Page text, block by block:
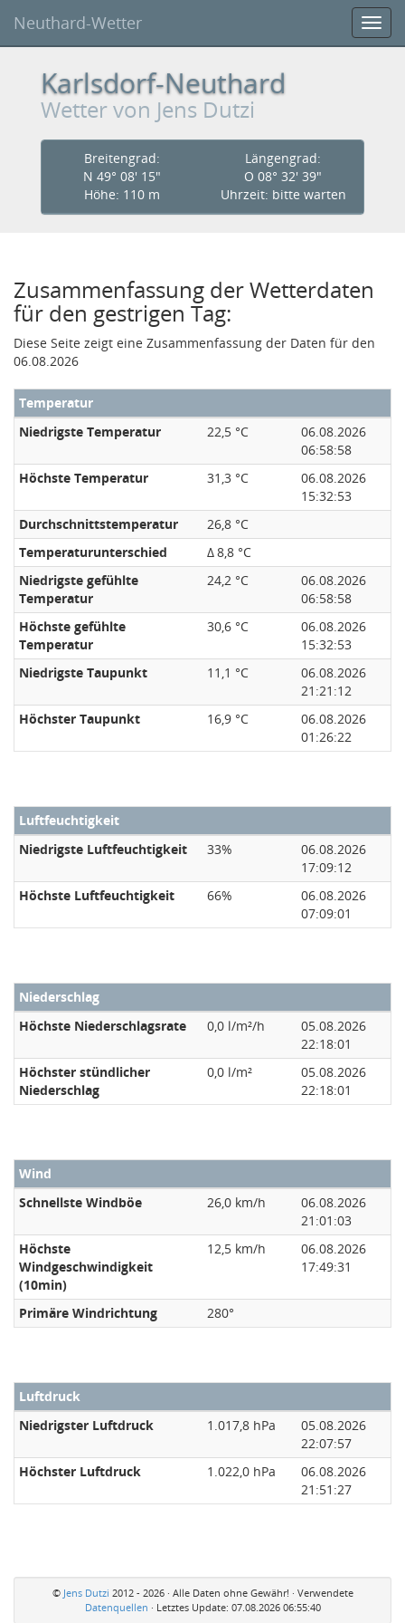
Neuthard-Wetter
Karlsdorf-Neuthard
Wettervon Jens Dutzi
Breitengrad:
N 49° 08' 15"
Längengrad:
O 08° 32' 39"
Höhe: 110 m Uhrzeit: bitte warten
Zusammenfassung der Wetterdaten
für den gestrigen Tag:
Diese Seite zeigt eine Zusammenfassung der Daten für den
06.08.2026
Temperatur
Niedrigste Temperatur
22,5 °C
06.08.2026
06:58:58
Höchste Temperatur
31,3 °C
06.08.2026
15:32:53
Durchschnittstemperatur
26,8 °C
Temperaturunterschied
Δ 8,8 °C
Niedrigste gefühlte
Temperatur
24,2 °C
06.08.2026
06:58:58
Höchste gefühlte
Temperatur
30,6 °C
06.08.2026
15:32:53
Niedrigste Taupunkt
11,1 °C
06.08.2026
21:21:12
Höchster Taupunkt
16,9 °C
06.08.2026
01:26:22
Luftfeuchtigkeit
Niedrigste Luftfeuchtigkeit
33%
06.08.2026
17:09:12
Höchste Luftfeuchtigkeit
66%
06.08.2026
07:09:01
Niederschlag
Höchste Niederschlagsrate
0,0 l/m²/h
05.08.2026
22:18:01
Höchster stündlicher
Niederschlag
0,0 l/m²
05.08.2026
22:18:01
Wind
Schnellste Windböe
26,0 km/h
06.08.2026
21:01:03
Höchste
Windgeschwindigkeit
(10min)
12,5 km/h
06.08.2026
17:49:31
Primäre Windrichtung 280°
Luftdruck
Niedrigster Luftdruck
1.017,8 hPa
05.08.2026
22:07:57
Höchster Luftdruck
1.022,0 hPa
06.08.2026
21:51:27
© Jens Dutzi 2012 - 2026 · Alle Daten ohne Gewähr! · Verwendete
Datenquellen · Letztes Update: 07.08.2026 06:55:40